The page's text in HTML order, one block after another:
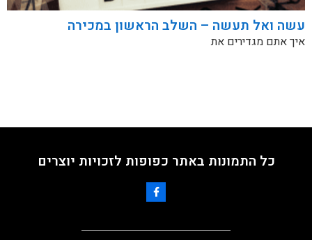
עשה ואל תעשה – השלב הראשון במכירה
איך אתם מגדירים את
כל התמונות באתר כפופות לזכויות יוצרים